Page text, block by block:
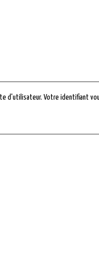
d'utilisateur. Votre identifiant